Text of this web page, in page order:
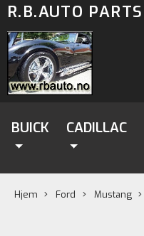
R.B.AUTO PARTS
BUICK CADILLAC
Hjem Ford Mustang